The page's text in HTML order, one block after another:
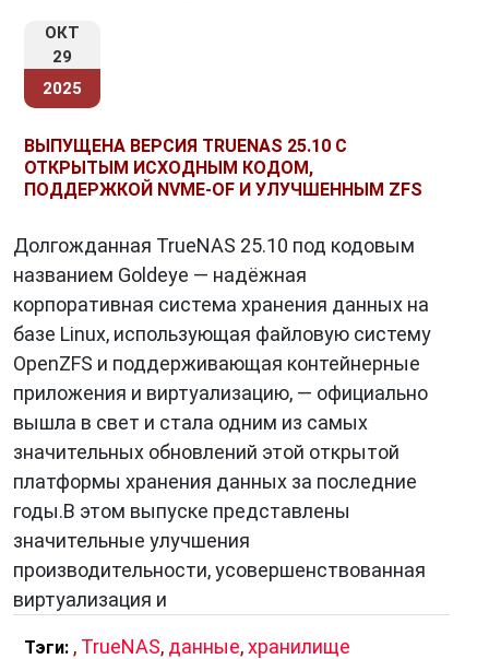
прогнозирования экономической ситуации.
Моделирования
использоваться для моделирования
моделирования работы производственного
оборудования, для моделирования
Заключение
Данныеявляются ценной информацией,
которая может быть использована для
различных целей. Рост объёмов данных
открывает новые возможности для их
использования. Обработка данных является
важной задачей, которая позволяет сделать
данные более полезными.
ОКТ
29
2025
ВЫПУЩЕНА ВЕРСИЯ TRUENAS 25.10 С
ОТКРЫТЫМ ИСХОДНЫМ КОДОМ,
ПОДДЕРЖКОЙ NVME-OF И УЛУЧШЕННЫМ ZFS
Долгожданная TrueNAS 25.10 под кодовым
названием Goldeye — надёжная
корпоративная система хранения данных на
базе Linux, использующая файловую систему
OpenZFS и поддерживающая контейнерные
приложения и виртуализацию, — официально
вышла в свет и стала одним из самых
значительных обновлений этой открытой
платформы хранения данных за последние
годы.В этом выпуске представлены
значительные улучшения
производительности, усовершенствованная
виртуализация и
Тэги: , TrueNAS, данные,хранилище